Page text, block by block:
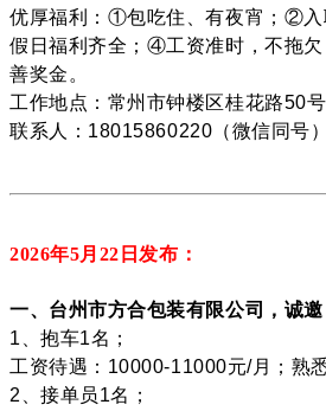
优厚福利：①包吃住、有夜宵；②
假日福利齐全；④工资准时，不拖
善奖金。
工作地点：常州市钟楼区桂花路50号
联系人：18015860220（微信同号）
2026年5月22 日发布：
一、台州市方合包装有限公司，诚邀
1、抱车1名；
工资待遇：10000-11000元/月；熟
2、接单员1名；